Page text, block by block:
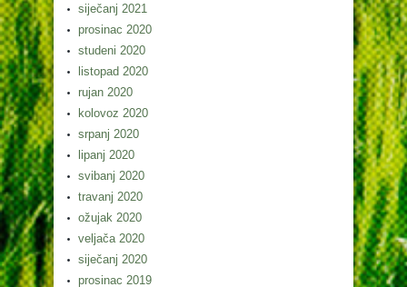
siječanj 2021
prosinac 2020
studeni 2020
listopad 2020
rujan 2020
kolovoz 2020
srpanj 2020
lipanj 2020
svibanj 2020
travanj 2020
ožujak 2020
veljača 2020
siječanj 2020
prosinac 2019